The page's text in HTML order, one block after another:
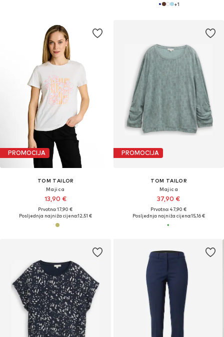
+1
PROMOCIJA
TOM TAILOR
Majica
13,90 €
Prvotno: 17,90 €
Posljednja najniža cijena:12,51 €
PROMOCIJA
TOM TAILOR
Majica
37,90 €
Prvotno: 47,90 €
Posljednja najniža cijena:15,16 €